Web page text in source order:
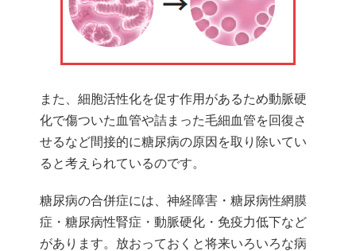
また、細胞活性化を促す作用があるため動脈硬
化で傷ついた血管や詰まった毛細血管を回復さ
せるなど間接的に糖尿病の原因を取り除いてい
ると考えられているのです。
糖尿病の合併症には、神経障害・糖尿病性網膜
症・糖尿病性腎症・動脈硬化・免疫力低下など
があります。放おっておくと将来いろいろな病